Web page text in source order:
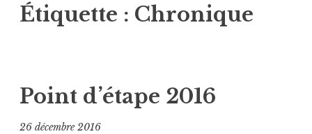
Étiquette : Chronique
Point d’étape 2016
26 décembre 2016